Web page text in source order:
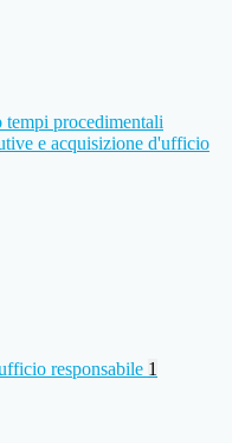
procedimentali
e acquisizione d'ufficio
responsabile 1